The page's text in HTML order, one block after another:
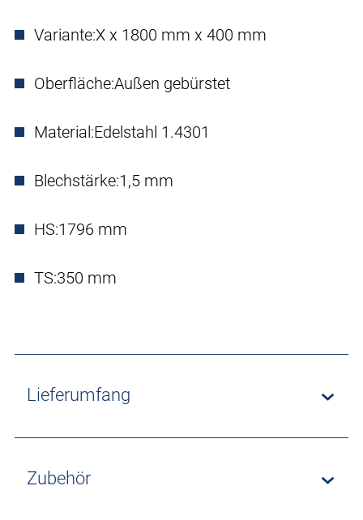
Variante:X x 1800 mm x 400 mm
Oberfläche:Außen gebürstet
Material:Edelstahl 1.4301
Blechstärke:1,5 mm
HS:1796 mm
TS:350 mm
Lieferumfang
Zubehör